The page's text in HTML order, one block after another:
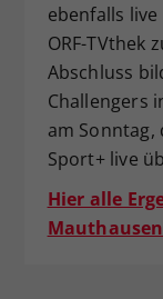
ebenfalls
ORF-TVthek
Abschluss
Challengers
am Sonntag,
Sport+ live
Hier alle